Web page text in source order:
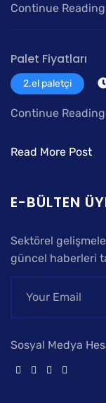
Continue
Palet Fiyatları
2.el paletçi
Continue
Read More Post
E-BÜLTEN
Sektörel
güncel haberleri
Sosyal Medya